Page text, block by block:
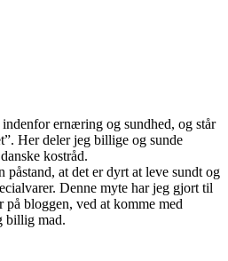
ernæring og sundhed, og står
Her deler jeg billige og sunde
kostråd.
påstand, at det er dyrt at leve sundt og
Denne myte har jeg gjort til
på bloggen, ved at komme med
billig mad.